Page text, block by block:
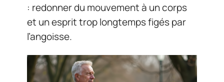
: redonner du mouvement à un corps
et un esprit trop longtemps figés par
l’angoisse.